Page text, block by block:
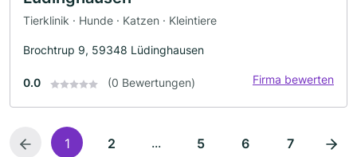
Tierklinik · Hunde · Katzen · Kleintiere
Brochtrup 9, 59348 Lüdinghausen
0.0 (0 Bewertungen) Firma bewerten
1 2 ... 5 6 7